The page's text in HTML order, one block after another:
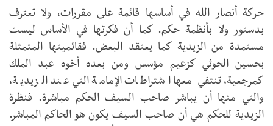
حركة أنصار الله في أساسها قائمة على مقررات، ولا تعترف
بدستور ولا بأنظمة حكم. كما أن فكرتها في الأساس ليست
مستمدة من الزيدية كما يعتقد البعض. فقائميتها المتمثلة
بحسين الحوثي كزعيم مؤسس ومن بعده أخوه عبد الملك
كمرجعية، تنتفي معها اشتراطات الإمامة التي عند الزيدية،
والتي منها أن يباشر صاحب السيف الحكم مباشرة. فنظرة
الزيدية للحكم هي أن صاحب السيف يكون هو الحاكم المباشر.